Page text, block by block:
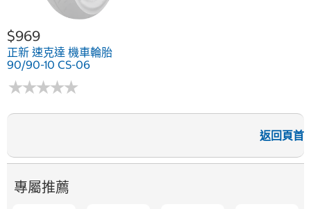
$969
正新 速克達 機車輪胎
90/90-10 CS-06
★★★★★
★★★★★
返回頁首
專屬推薦